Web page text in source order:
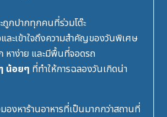
ถูกปากทุกคนที่ร่วมโต๊ะ
และเข้าใจถึงความสำคัญของวันพิเศษ
หาง่าย และมีพื้นที่จอดรถ
น้อยๆ ที่ทำให้การฉลองวันเกิดน่า
องหาร้านอาหารที่เป็นมากกว่าสถานที่